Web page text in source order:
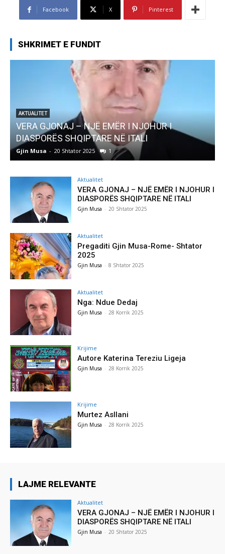
Facebook X Pinterest
SHKRIMET E FUNDIT
AKTUALITET
Pregaditi Gjin Musa-Rome- Shtator 2025
Gjin Musa - 8 Shtator 2025 0
Aktualitet
VERA GJONAJ – NJË EMËR I NJOHUR I
DIASPORËS SHQIPTARE NË ITALI
Gjin Musa - 20 Shtator 2025
Aktualitet
Pregaditi Gjin Musa-Rome- Shtator
2025
Gjin Musa - 8 Shtator 2025
Aktualitet
Nga: Ndue Dedaj
Gjin Musa - 28 Korrik 2025
Krijime
Autore Katerina Tereziu Ligeja
Gjin Musa - 28 Korrik 2025
Krijime
Murtez Asllani
Gjin Musa - 28 Korrik 2025
LAJME RELEVANTE
Aktualitet
VERA GJONAJ – NJË EMËR I NJOHUR I
DIASPORËS SHQIPTARE NË ITALI
Gjin Musa - 20 Shtator 2025